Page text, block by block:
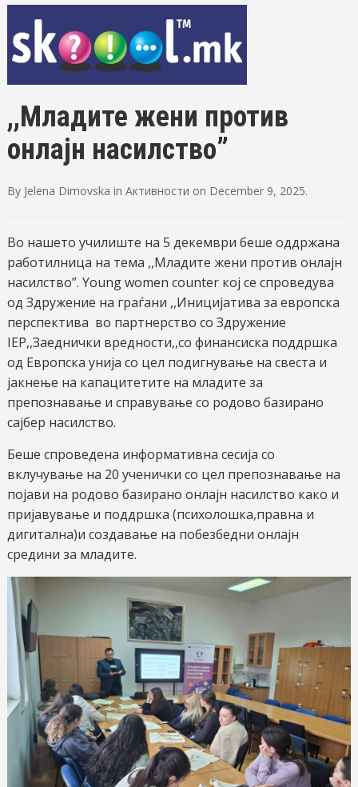
,,Младите жени против
онлајн насилство”
By Jelena Dimovska in Активности on December 9, 2025.
Во нашето училиште на 5 декември беше оддржана
работилница на тема ,,Младите жени против онлајн
насилство”. Young women counter кој се спроведува
од Здружение на граѓани ,,Иницијатива за европска
перспектива во партнерство со Здружение
IEP,,Заеднички вредности,,со финансиска поддршка
од Европска унија со цел подигнување на свеста и
јакнење на капацитетите на младите за
препознавање и справување со родово базирано
сајбер насилство.
Беше спроведена информативна сесија со
вклучување на 20 ученички со цел препознавање на
појави на родово базирано онлајн насилство како и
пријавување и поддршка (психолошка,правна и
дигитална)и создавање на побезбедни онлајн
средини за младите.